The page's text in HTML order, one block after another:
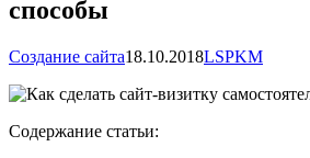
способы
Создание сайта18.10.2018LSPKM
Содержание статьи: